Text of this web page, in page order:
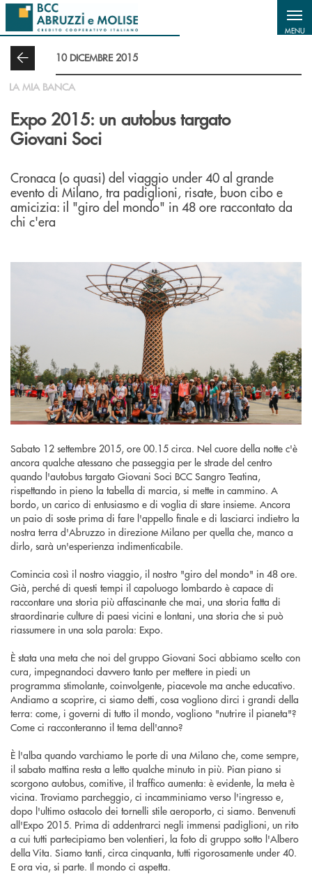
Salta al contenuto principale
MENU
10 DICEMBRE 2015
LA MIA BANCA
Expo 2015: un autobus targato
Giovani Soci
Cronaca (o quasi) del viaggio under 40 al grande
evento di Milano, tra padiglioni, risate, buon cibo e
amicizia: il "giro del mondo" in 48 ore raccontato da
chi c'era
Sabato 12 settembre 2015, ore 00.15 circa. Nel cuore della notte c'è
ancora qualche atessano che passeggia per le strade del centro
quando l'autobus targato Giovani Soci BCC Sangro Teatina,
rispettando in pieno la tabella di marcia, si mette in cammino. A
bordo, un carico di entusiasmo e di voglia di stare insieme. Ancora
un paio di soste prima di fare l'appello finale e di lasciarci indietro la
nostra terra d'Abruzzo in direzione Milano per quella che, manco a
dirlo, sarà un'esperienza indimenticabile.
Comincia così il nostro viaggio, il nostro "giro del mondo" in 48 ore.
Già, perché di questi tempi il capoluogo lombardo è capace di
raccontare una storia più affascinante che mai, una storia fatta di
straordinarie culture di paesi vicini e lontani, una storia che si può
riassumere in una sola parola: Expo.
È stata una meta che noi del gruppo Giovani Soci abbiamo scelto con
cura, impegnandoci davvero tanto per mettere in piedi un
programma stimolante, coinvolgente, piacevole ma anche educativo.
Andiamo a scoprire, ci siamo detti, cosa vogliono dirci i grandi della
terra: come, i governi di tutto il mondo, vogliono "nutrire il pianeta"?
Come ci racconteranno il tema dell'anno?
È l'alba quando varchiamo le porte di una Milano che, come sempre,
il sabato mattina resta a letto qualche minuto in più. Pian piano si
scorgono autobus, comitive, il traffico aumenta: è evidente, la meta è
vicina. Troviamo parcheggio, ci incamminiamo verso l'ingresso e,
dopo l'ultimo ostacolo dei tornelli stile aeroporto, ci siamo. Benvenuti
all'Expo 2015. Prima di addentrarci negli immensi padiglioni, un rito
a cui tutti partecipiamo ben volentieri, la foto di gruppo sotto l'Albero
della Vita. Siamo tanti, circa cinquanta, tutti rigorosamente under 40.
E ora via, si parte. Il mondo ci aspetta.